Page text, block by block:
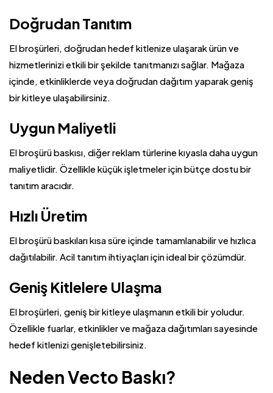
Doğrudan Tanıtım
El broşürleri, doğrudan hedef kitlenize ulaşarak ürün ve
hizmetlerinizi etkili bir şekilde tanıtmanızı sağlar. Mağaza
içinde, etkinliklerde veya doğrudan dağıtım yaparak geniş
bir kitleye ulaşabilirsiniz.
Uygun Maliyetli
El broşürü baskısı, diğer reklam türlerine kıyasla daha uygun
maliyetlidir. Özellikle küçük işletmeler için bütçe dostu bir
tanıtım aracıdır.
Hızlı Üretim
El broşürü baskıları kısa süre içinde tamamlanabilir ve hızlıca
dağıtılabilir. Acil tanıtım ihtiyaçları için ideal bir çözümdür.
Geniş Kitlelere Ulaşma
El broşürleri, geniş bir kitleye ulaşmanın etkili bir yoludur.
Özellikle fuarlar, etkinlikler ve mağaza dağıtımları sayesinde
hedef kitlenizi genişletebilirsiniz.
Neden Vecto Baskı?